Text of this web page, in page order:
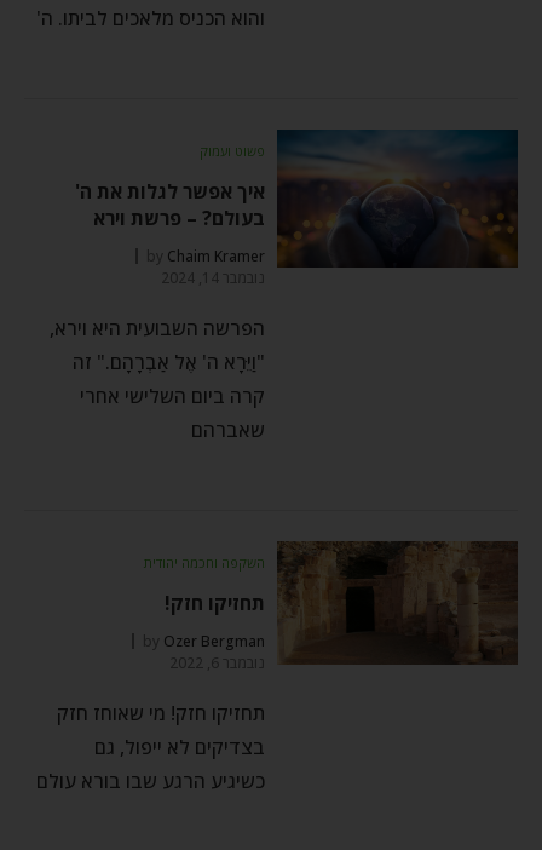
והוא הכניס מלאכים לביתו. ה'
פשוט ועמוק
איך אפשר לגלות את ה'
בעולם? – פרשת וירא
by Chaim Kramer
נובמבר 14, 2024
הפרשה השבועית היא וירא,
"וַיֵּרָא ה' אֶל אַבְרָהָם." זה
קרה ביום השלישי אחרי
שאברהם
השקפה וחכמה יהודית
תחזיקו חזק!
by Ozer Bergman
נובמבר 6, 2022
תחזיקו חזק! מי שאוחז חזק
בצדיקים לא ייפול, גם
כשיגיע הרגע שבו בורא עולם